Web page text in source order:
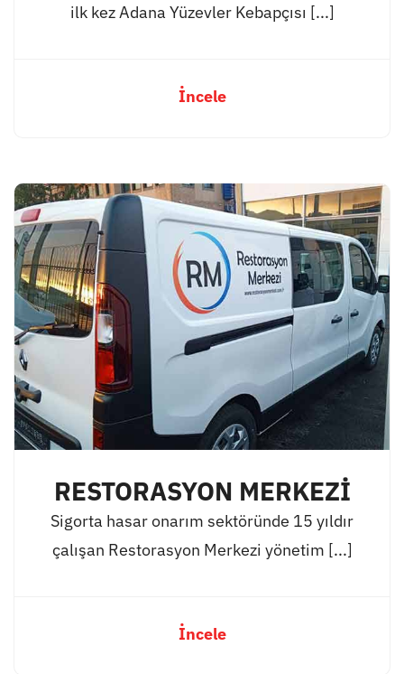
ilk kez Adana Yüzevler Kebapçısı [...]
İncele
RESTORASYON MERKEZİ
Sigorta hasar onarım sektöründe 15 yıldır
çalışan Restorasyon Merkezi yönetim [...]
İncele